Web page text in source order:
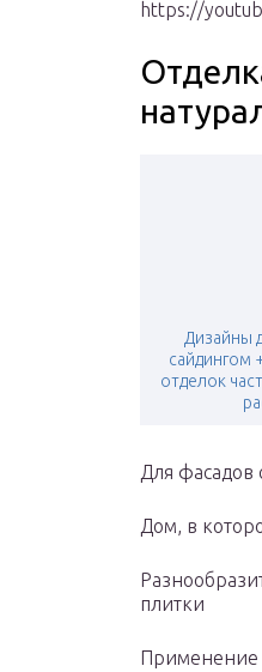
https://
Дизайны
сайдингом
отделок
Для фасадов
Дом, в
плитки
Применение